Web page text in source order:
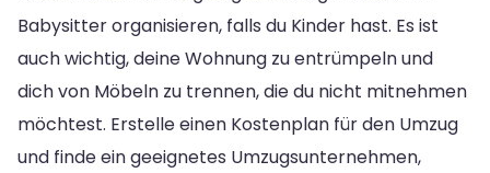
Babysitter organisieren, falls du Kinder hast. Es ist
auch wichtig, deine Wohnung zu entrümpeln und
dich von Möbeln zu trennen, die du nicht mitnehmen
möchtest. Erstelle einen Kostenplan für den Umzug
und finde ein geeignetes Umzugsunternehmen,